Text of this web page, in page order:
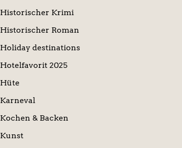
Historischer Krimi
Historischer Roman
Holiday destinations
Hotelfavorit 2025
Hüte
Karneval
Kochen & Backen
Kunst